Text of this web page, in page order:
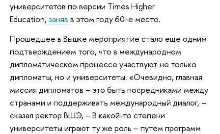
университетов по версии Times Higher
Education, заняв в этом году 60-е место.
Прошедшее в Вышке мероприятие стало еще одним
подтверждением того, что в международном
дипломатическом процессе участвуют не только
дипломаты, но и университеты. «Очевидно, главная
миссия дипломатов – это быть посредниками между
странами и поддерживать международный диалог, –
сказал ректор ВШЭ, – В какой-то степени
университеты играют ту же роль – путем программ